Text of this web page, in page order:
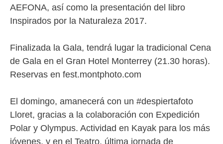
AEFONA, así como la presentación del libro
Inspirados por la Naturaleza 2017.
Finalizada la Gala, tendrá lugar la tradicional Cena
de Gala en el Gran Hotel Monterrey (21.30 horas).
Reservas en fest.montphoto.com
El domingo, amanecerá con un #despiertafoto
Lloret, gracias a la colaboración con Expedición
Polar y Olympus. Actividad en Kayak para los más
jóvenes, y en el Teatro, última jornada de